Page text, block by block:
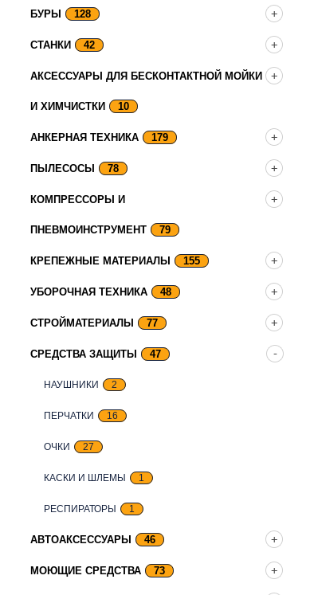
БУРЫ 128
СТАНКИ 42
АКСЕССУАРЫ ДЛЯ БЕСКОНТАКТНОЙ МОЙКИ
И ХИМЧИСТКИ 10
АНКЕРНАЯ ТЕХНИКА 179
ПЫЛЕСОСЫ 78
КОМПРЕССОРЫ И
ПНЕВМОИНСТРУМЕНТ 79
КРЕПЕЖНЫЕ МАТЕРИАЛЫ 155
УБОРОЧНАЯ ТЕХНИКА 48
СТРОЙМАТЕРИАЛЫ 77
СРЕДСТВА ЗАЩИТЫ 47
НАУШНИКИ 2
ПЕРЧАТКИ 16
ОЧКИ 27
КАСКИ И ШЛЕМЫ 1
РЕСПИРАТОРЫ 1
АВТОАКСЕССУАРЫ 46
МОЮЩИЕ СРЕДСТВА 73